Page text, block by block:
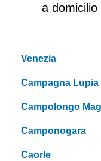
a
Venezia
Campagna Lupia
Campolongo
Camponogara
Caorle